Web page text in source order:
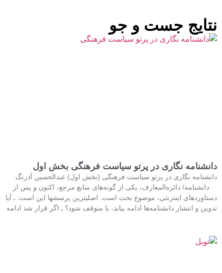
نتایج جست و جو
دانشنامه نگاری در پرتو سیاست فرهنگی بخش اول
دانشنامه نگاری در پرتو سیاست فرهنگی (بخش اول) عبدالحسین آذرنگ
دانشنامه/ دائره‌المعارف، یکی از گونه‌های منابع مرجع، اکنون و پس از
دستاوردهای اینترنتی، موضوع بحث است. اصلی‎ترین پرسش‎ها این است: ـ آیا
تدوین و انتشار دانشنامه‌ها ادامه بیابد، یا متوقف شود؟ ـ اگر قرار شد ادامه